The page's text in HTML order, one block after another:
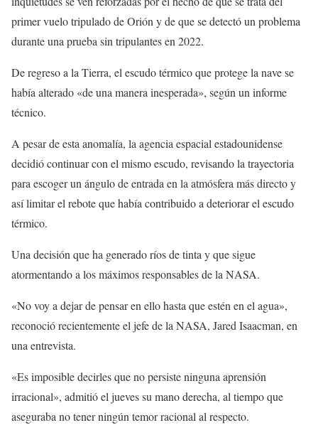
primer vuelo tripulado de Orión y de que se detectó un problema
durante una prueba sin tripulantes en 2022.
De regreso a la Tierra, el escudo térmico que protege la nave se
había alterado «de una manera inesperada», según un informe
técnico.
A pesar de esta anomalía, la agencia espacial estadounidense
decidió continuar con el mismo escudo, revisando la trayectoria
para escoger un ángulo de entrada en la atmósfera más directo y
así limitar el rebote que había contribuido a deteriorar el escudo
térmico.
Una decisión que ha generado ríos de tinta y que sigue
atormentando a los máximos responsables de la NASA.
«No voy a dejar de pensar en ello hasta que estén en el agua»,
reconoció recientemente el jefe de la NASA, Jared Isaacman, en
una entrevista.
«Es imposible decirles que no persiste ninguna aprensión
irracional», admitió el jueves su mano derecha, al tiempo que
aseguraba no tener ningún temor racional al respecto.